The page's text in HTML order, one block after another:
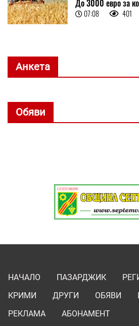
До 3000 евро за
07:08 401
Анкета
Обяви
НАЧАЛО ПАЗАРДЖИК
КРИМИ
ДРУГИ ОБЯВИ
РЕКЛАМА
АБОНАМЕНТ